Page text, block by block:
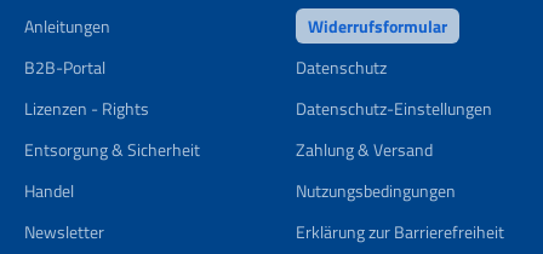
Anleitungen
B2B-Portal
Lizenzen - Rights
Entsorgung & Sicherheit
Handel
Newsletter
Widerrufsformular
Datenschutz
Datenschutz-Einstellungen
Zahlung & Versand
Nutzungsbedingungen
Erklärung zur Barrierefreiheit